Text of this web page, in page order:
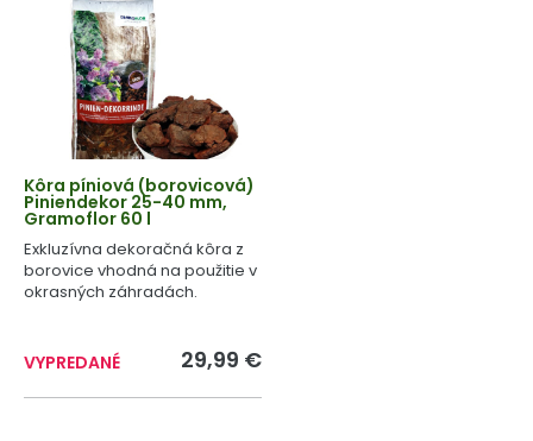
Kôra píniová (borovicová)
Piniendekor 25-40 mm,
Gramoflor 60 l
Exkluzívna dekoračná kôra z
borovice vhodná na použitie v
okrasných záhradách.
VYPREDANÉ 29,99 €